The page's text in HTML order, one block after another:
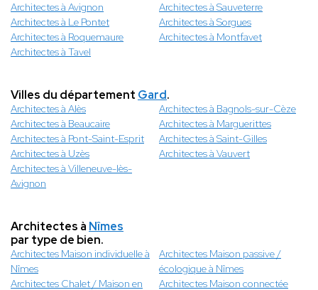
Architectes à Avignon
Architectes à Sauveterre
Architectes à Le Pontet
Architectes à Sorgues
Architectes à Roquemaure
Architectes à Montfavet
Architectes à Tavel
Villes du département Gard.
Architectes à Alès
Architectes à Bagnols-sur-Cèze
Architectes à Beaucaire
Architectes à Marguerittes
Architectes à Pont-Saint-Esprit
Architectes à Saint-Gilles
Architectes à Uzès
Architectes à Vauvert
Architectes à Villeneuve-lès-
Avignon
Architectes à Nîmes
par type de bien.
Architectes Maison individuelle à
Nîmes
Architectes Maison passive /
écologique à Nîmes
Architectes Chalet / Maison en
Architectes Maison connectée